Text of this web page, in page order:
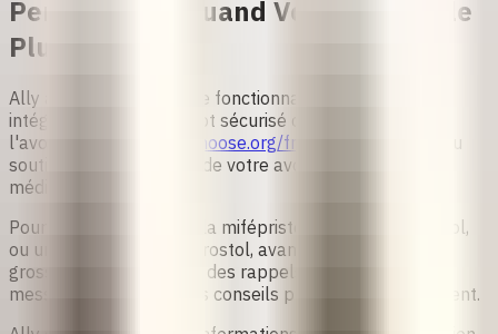
Personnalisé Quand Vous en Avez le
Plus Besoin
Ally à Votre Côté est une fonctionnalité bienveillante
intégrée à Ally, la chatbot sécurisé de soutien à
l'avortement de
safe2choose.org/fr , conçu pour offrir du
soutien à chaque étape de votre avortement
médicamenteux.
Pour celles qui utilisent la mifépristone et le misoprostol,
ou uniquement le misoprostol, avant 13 semaines de
grossesse, Ally propose des rappels opportuns, des
messages de suivi et des conseils précis et sans jugement.